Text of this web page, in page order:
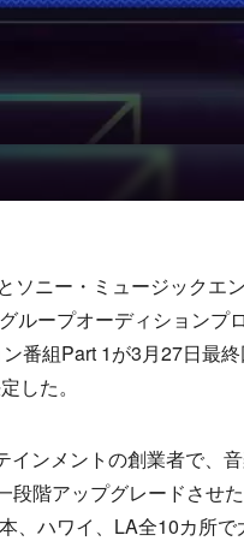
ニー・ミュージックエ
ループオーディションプ
番組Part 1が3月27日最
した。
ンメントの創業者で、
階アップグレードさせ
、ハワイ、LA全10カ所